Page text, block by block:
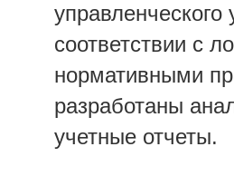
управленческого
соответствии с
нормативными
разработаны
учетные отчеты.